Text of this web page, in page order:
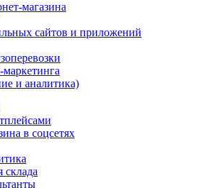
магазина
сайтов и приложений
и аналитика)
в соцсетях
склада